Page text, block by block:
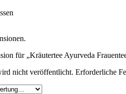
für „Kräutertee Ayurveda
nicht veröffentlicht. Erforderliche